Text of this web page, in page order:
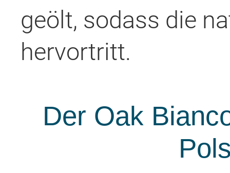
geölt, sodass die
hervortritt.
Der Oak